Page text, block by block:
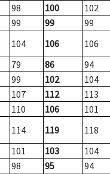
98 100
102
99 99
99
104 106
106
79 86
94
99 102
104
107 112
113
110 106
101
114 119
118
101 103
104
98 95
94